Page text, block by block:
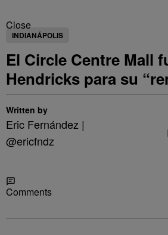
Close
INDIANÁPOLIS
El Circle Centre Mall
Hendricks para su
Written by
Eric Fernández |
@ericfndz
Comments